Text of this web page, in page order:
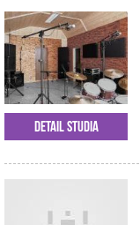
Detail studia